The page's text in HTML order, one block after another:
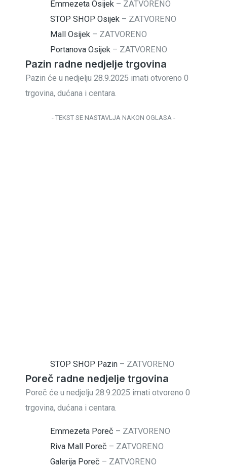
Emmezeta Osijek – ZATVORENO
STOP SHOP Osijek – ZATVORENO
Mall Osijek – ZATVORENO
Portanova Osijek – ZATVORENO
Pazin radne nedjelje trgovina
Pazin će u nedjelju 28.9.2025 imati otvoreno 0
trgovina, dućana i centara.
- TEKST SE NASTAVLJA NAKON OGLASA -
STOP SHOP Pazin – ZATVORENO
Poreč radne nedjelje trgovina
Poreč će u nedjelju 28.9.2025 imati otvoreno 0
trgovina, dućana i centara.
Emmezeta Poreč – ZATVORENO
Riva Mall Poreč – ZATVORENO
Galerija Poreč – ZATVORENO